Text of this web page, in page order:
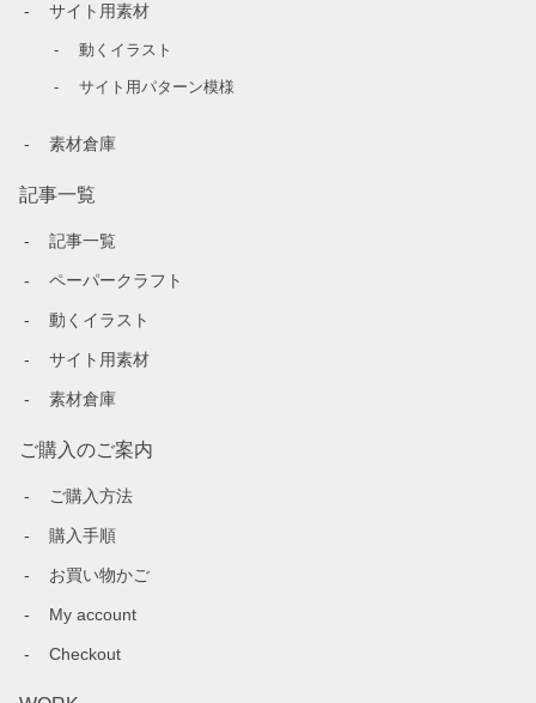
サイト用素材
動くイラスト
サイト用パターン模様
素材倉庫
記事一覧
記事一覧
ペーパークラフト
動くイラスト
サイト用素材
素材倉庫
ご購入のご案内
ご購入方法
購入手順
お買い物かご
My account
Checkout